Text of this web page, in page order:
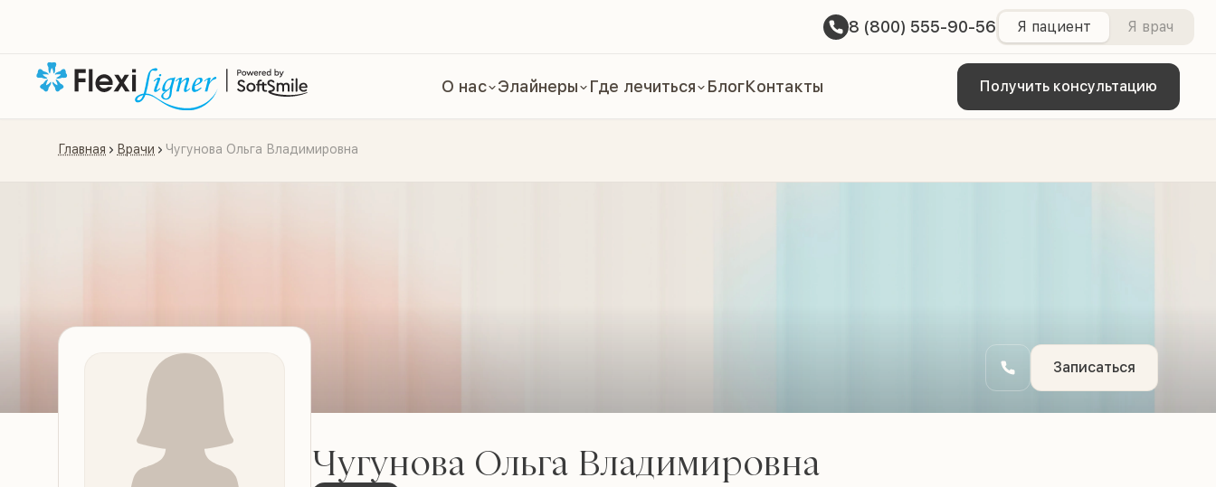
8 (800) 555-90-56 Я пациент Я врач
О нас Элайнеры Где лечиться БлогКонтакты Получить консультацию
Главная Врачи Чугунова Ольга Владимировна
Записаться
Чугунова Ольга Владимировна